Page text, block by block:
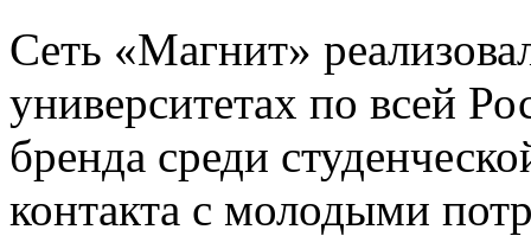
Сеть «Магнит»
университетах по всей
бренда среди
контакта с молодыми